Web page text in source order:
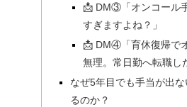
📩 DM③「オンコール
すぎますよね？」
📩 DM④「育休復帰で
無理。常日勤へ転職し
なぜ5年目でも手当が出
るのか？